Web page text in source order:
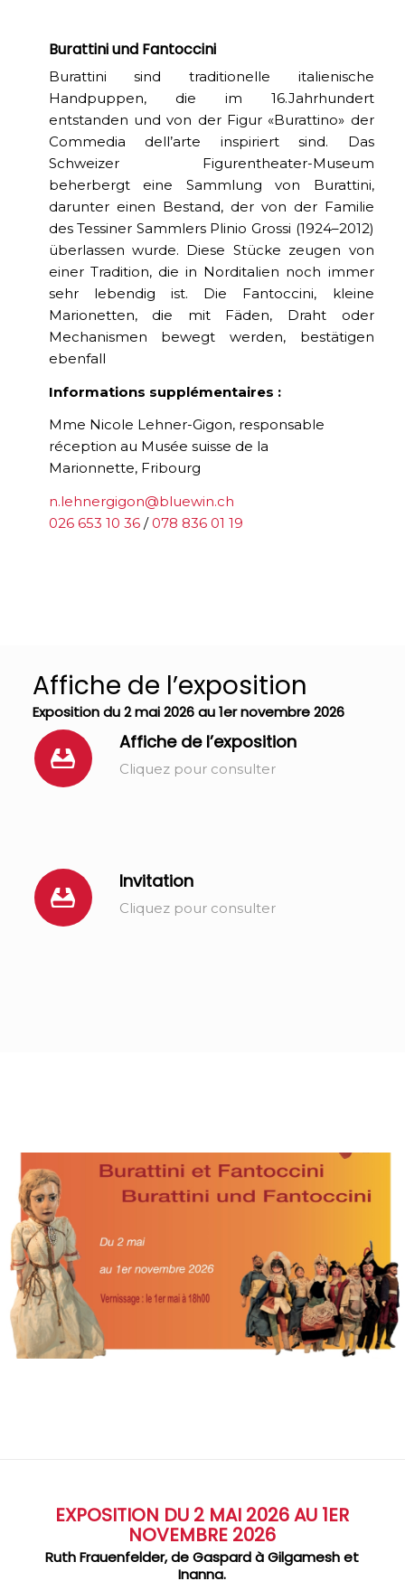
Burattini und Fantoccini
Burattini sind traditionelle italienische
Handpuppen, die im 16.Jahrhundert
entstanden und von der Figur «Burattino» der
Commedia dell’arte inspiriert sind. Das
Schweizer Figurentheater-Museum
beherbergt eine Sammlung von Burattini,
darunter einen Bestand, der von der Familie
des Tessiner Sammlers Plinio Grossi (1924–2012)
überlassen wurde. Diese Stücke zeugen von
einer Tradition, die in Norditalien noch immer
sehr lebendig ist. Die Fantoccini, kleine
Marionetten, die mit Fäden, Draht oder
Mechanismen bewegt werden, bestätigen
ebenfall
Informations supplémentaires :
Mme Nicole Lehner-Gigon, responsable
réception au Musée suisse de la
Marionnette, Fribourg
n.lehnergigon@bluewin.ch
026 653 10 36/078 836 01 19
Affiche de l’exposition
Exposition du 2 mai 2026 au 1er novembre 2026
Affiche de l’exposition
Cliquez pour consulter
Invitation
Cliquez pour consulter
EXPOSITION DU 2 MAI 2026 AU 1ER
NOVEMBRE 2026
Ruth Frauenfelder, de Gaspard à Gilgamesh et
Inanna.